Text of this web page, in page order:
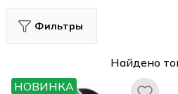
Фильтры
Найдено
НОВИНКА